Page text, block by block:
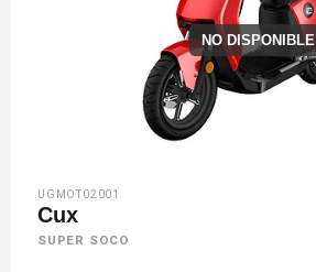
NO DISPONIBLE
UGMOT02001
Cux
SUPER SOCO